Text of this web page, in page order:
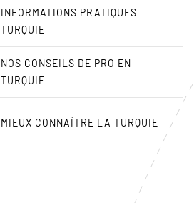
INFORMATIONS PRATIQUES
TURQUIE
NOS CONSEILS DE PRO EN
TURQUIE
MIEUX CONNAÎTRE LA TURQUIE